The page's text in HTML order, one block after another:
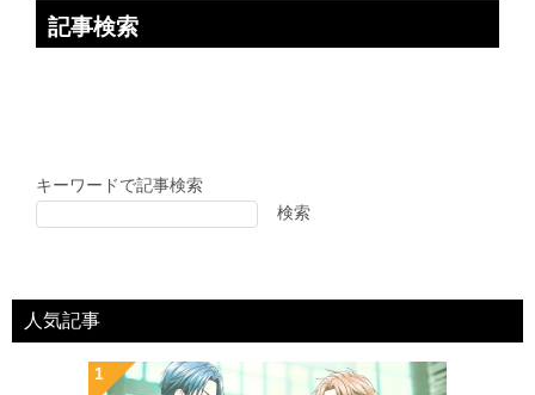
記事検索
キーワードで記事検索
検索
人気記事